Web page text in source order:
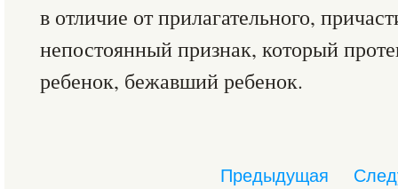
в отличие от прилагательного,
непостоянный признак, который
ребенок, бежавший ребенок.
Предыдущая